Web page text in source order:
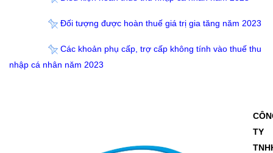
Đối tượng được hoàn thuế giá trị gia tăng năm 2023
Các khoản phụ cấp, trợ cấp không tính vào thuế thu
nhập cá nhân năm 2023
TY